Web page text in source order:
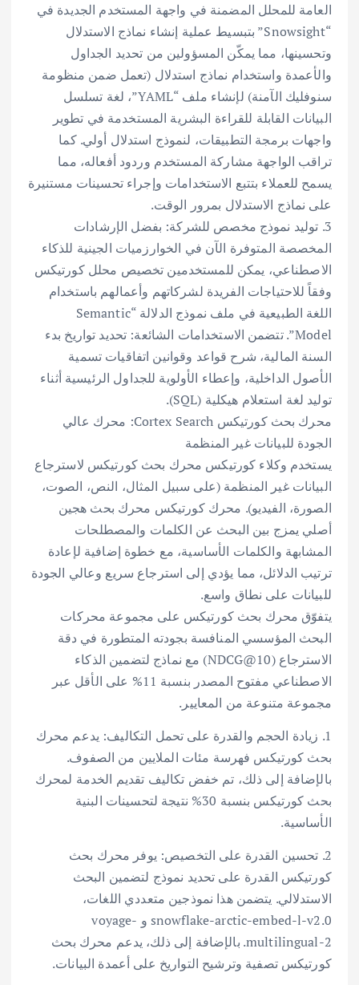
العامة للمحلل المضمنة في واجهة المستخدم الجديدة في
“Snowsight” بتبسيط عملية إنشاء نماذج الاستدلال
وتحسينها، مما يمكّن المسؤولين من تحديد الجداول
والأعمدة واستخدام نماذج استدلال (تعمل ضمن منظومة
سنوفليك الآمنة) لإنشاء ملف “YAML”، لغة تسلسل
البيانات القابلة للقراءة البشرية المستخدمة في تطوير
واجهات برمجة التطبيقات، لنموذج استدلال أولي. كما
تراقب الواجهة مشاركة المستخدم وردود أفعاله، مما
يسمح للعملاء بتتبع الاستخدامات وإجراء تحسينات مستنيرة
على نماذج الاستدلال بمرور الوقت.
3. توليد نموذج مخصص للشركة: بفضل الإرشادات
المخصصة المتوفرة الآن في الخوارزميات الجينية للذكاء
الاصطناعي، يمكن للمستخدمين تخصيص محلل كورتيكس
وفقاً للاحتياجات الفريدة لشركاتهم وأعمالهم باستخدام
اللغة الطبيعية في ملف نموذج الدلالة “Semantic
Model”. تتضمن الاستخدامات الشائعة: تحديد تواريخ بدء
السنة المالية، شرح قواعد وقوانين اتفاقيات تسمية
الأصول الداخلية، وإعطاء الأولوية للجداول الرئيسية أثناء
توليد لغة استعلام هيكلية (SQL).
محرك بحث كورتيكس Cortex Search: محرك عالي
الجودة للبيانات غير المنظمة
يستخدم وكلاء كورتيكس محرك بحث كورتيكس لاسترجاع
البيانات غير المنظمة (على سبيل المثال، النص، الصوت،
الصورة، الفيديو). محرك كورتيكس محرك بحث هجين
أصلي يمزج بين البحث عن الكلمات والمصطلحات
المشابهة والكلمات الأساسية، مع خطوة إضافية لإعادة
ترتيب الدلائل، مما يؤدي إلى استرجاع سريع وعالي الجودة
للبيانات على نطاق واسع.
يتفوّق محرك بحث كورتيكس على مجموعة محركات
البحث المؤسسي المنافسة بجودته المتطورة في دقة
الاسترجاع (NDCG@10) مع نماذج لتضمين الذكاء
الاصطناعي مفتوح المصدر بنسبة 11% على الأقل عبر
مجموعة متنوعة من المعايير.
1. زيادة الحجم والقدرة على تحمل التكاليف: يدعم محرك
بحث كورتيكس فهرسة مئات الملايين من الصفوف.
بالإضافة إلى ذلك، تم خفض تكاليف تقديم الخدمة لمحرك
بحث كورتيكس بنسبة 30% نتيجة لتحسينات البنية
الأساسية.
2. تحسين القدرة على التخصيص: يوفر محرك بحث
كورتيكس القدرة على تحديد نموذج لتضمين البحث
الاستدلالي. يتضمن هذا نموذجين متعددي اللغات،
snowflake-arctic-embed-l-v2.0 و voyage-
multilingual-2. بالإضافة إلى ذلك، يدعم محرك بحث
كورتيكس تصفية وترشيح التواريخ على أعمدة البيانات.